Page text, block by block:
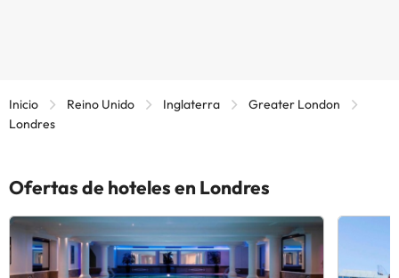
Inicio Reino Unido Inglaterra
Greater London
Londres
Ofertas de hoteles en Londres